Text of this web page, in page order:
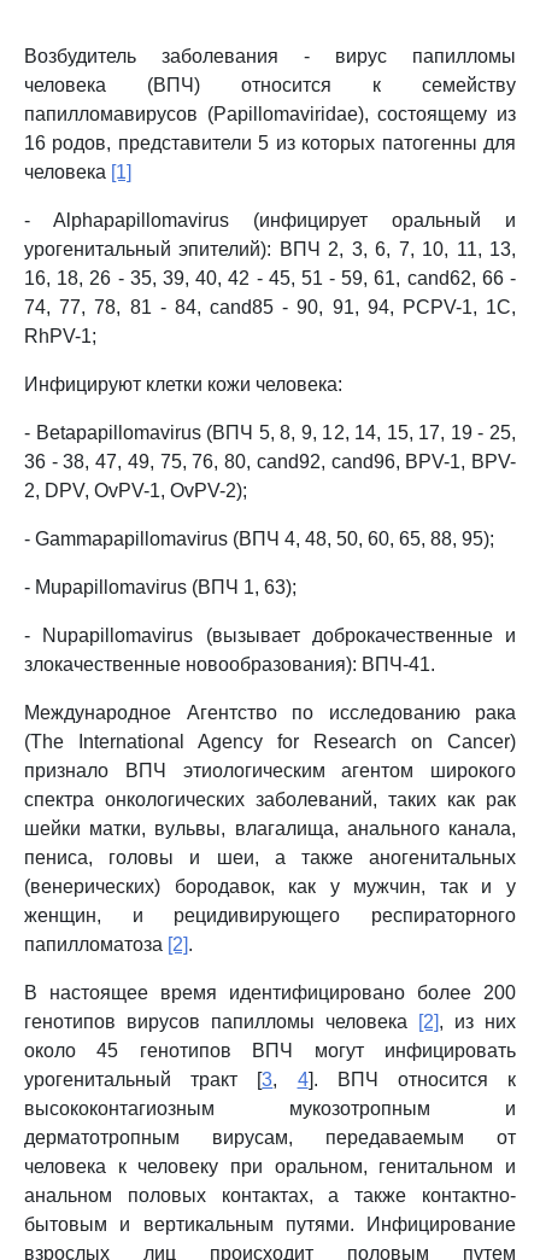
Возбудитель заболевания - вирус папилломы
человека (ВПЧ) относится к семейству
папилломавирусов (Papillomaviridae), состоящему из
16 родов, представители 5 из которых патогенны для
человека [1]
- Alphapapillomavirus (инфицирует оральный и
урогенитальный эпителий): ВПЧ 2, 3, 6, 7, 10, 11, 13,
16, 18, 26 - 35, 39, 40, 42 - 45, 51 - 59, 61, cand62, 66 -
74, 77, 78, 81 - 84, cand85 - 90, 91, 94, PCPV-1, 1C,
RhPV-1;
Инфицируют клетки кожи человека:
- Betapapillomavirus (ВПЧ 5, 8, 9, 12, 14, 15, 17, 19 - 25,
36 - 38, 47, 49, 75, 76, 80, cand92, cand96, BPV-1, BPV-
2, DPV, OvPV-1, OvPV-2);
- Gammapapillomavirus (ВПЧ 4, 48, 50, 60, 65, 88, 95);
- Mupapillomavirus (ВПЧ 1, 63);
- Nupapillomavirus (вызывает доброкачественные и
злокачественные новообразования): ВПЧ-41.
Международное Агентство по исследованию рака
(The International Agency for Research on Cancer)
признало ВПЧ этиологическим агентом широкого
спектра онкологических заболеваний, таких как рак
шейки матки, вульвы, влагалища, анального канала,
пениса, головы и шеи, а также аногенитальных
(венерических) бородавок, как у мужчин, так и у
женщин, и рецидивирующего респираторного
папилломатоза [2].
В настоящее время идентифицировано более 200
генотипов вирусов папилломы человека
[2], из них
около 45 генотипов ВПЧ могут инфицировать
урогенитальный тракт [3, 4]. ВПЧ относится к
высококонтагиозным мукозотропным и
дерматотропным вирусам, передаваемым от
человека к человеку при оральном, генитальном и
анальном половых контактах, а также контактно-
бытовым и вертикальным путями. Инфицирование
взрослых лиц происходит половым путем